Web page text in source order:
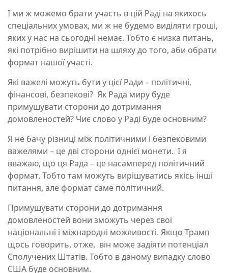
І ми ж можемо брати участь в цій Раді на якихось
спеціальних умовах, ми ж не будемо виділяти гроші,
яких у нас на сьогодні немає. Тобто є низка питань,
які потрібно вирішити на шляху до того, аби обрати
формат нашої участі.
Які важелі можуть бути у цієї Ради – політичні,
фінансові, безпекові? Як Рада миру буде
примушувати сторони до дотримання
домовленостей? Чиє слово у Раді буде основним?
Я не бачу різниці між політичними і безпековими
важелями – це дві сторони однієї монети. І я
вважаю, що ця Рада – це насамперед політичний
формат. Тобто там можуть вирішуватись якісь інші
питання, але формат саме політичний.
Примушувати сторони до дотримання
домовленостей вони зможуть через свої
національні і міжнародні можливості. Якщо Трамп
щось говорить, отже, він може задіяти потенціал
Сполучених Штатів. Тобто в даному випадку слово
США буде основним.